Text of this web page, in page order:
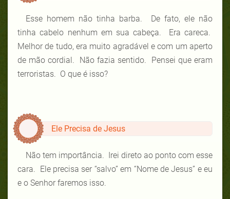
Esse homem não tinha barba. De fato, ele não
tinha cabelo nenhum em sua cabeça. Era careca.
Melhor de tudo, era muito agradável e com um aperto
de mão cordial. Não fazia sentido. Pensei que eram
terroristas. O que é isso?
Ele Precisa de Jesus
Não tem importância. Irei direto ao ponto com esse
cara. Ele precisa ser “salvo” em “Nome de Jesus” e eu
e o Senhor faremos isso.